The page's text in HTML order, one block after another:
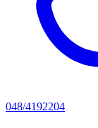
048/4192204